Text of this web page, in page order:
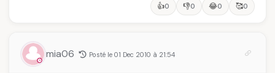
👍0 👎0 😂0 🥰0
mia06 Posté le 01 Dec 2010 à 21:54